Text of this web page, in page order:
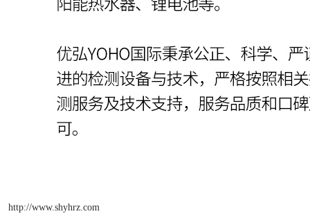
http://www.shyhrz.com